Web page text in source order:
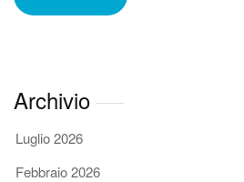
Archivio
Luglio 2026
Febbraio 2026